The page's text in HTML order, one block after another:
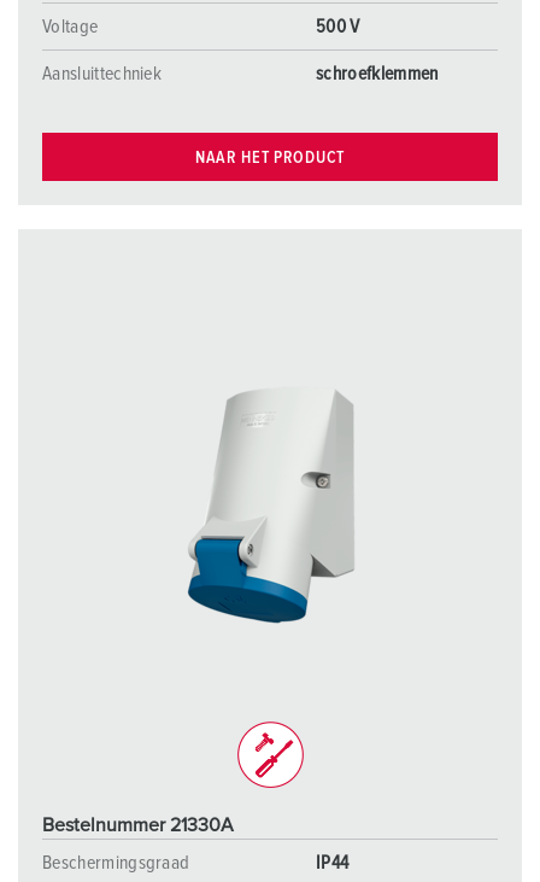
Voltage 500 V
Aansluittechniek schroefklemmen
NAAR HET PRODUCT
Bestelnummer 21330A
Beschermingsgraad
IP44